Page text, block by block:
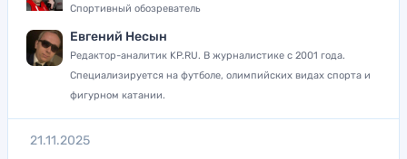
Спортивный обозреватель
Евгений Несын
Редактор-аналитик KP.RU. В журналистике с 2001 года.
Специализируется на футболе, олимпийских видах спорта и
фигурном катании.
21.11.2025